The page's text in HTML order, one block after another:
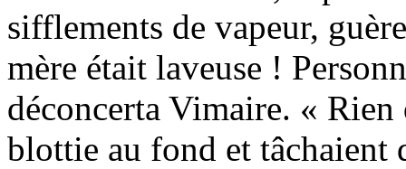
sifflements de vapeur,
mère était laveuse !
déconcerta Vimaire. « Rien
blottie au fond et tâchaient